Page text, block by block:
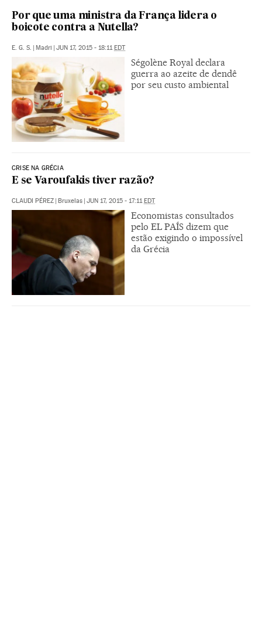
Por que uma ministra da França lidera o
boicote contra a Nutella?
E. G. S. | Madri | JUN 17, 2015 - 18:11EDT
Ségolène Royal declara
guerra ao azeite de dendê
por seu custo ambiental
CRISE NA GRÉCIA
E se Varoufakis tiver razão?
CLAUDI PÉREZ | Bruxelas | JUN 17, 2015 - 17:11EDT
Economistas consultados
pelo EL PAÍS dizem que
estão exigindo o impossível
da Grécia